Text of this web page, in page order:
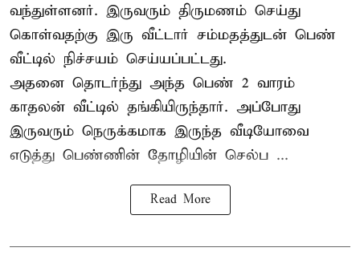
வந்துள்ளனர். இருவரும் திருமணம் செய்து
கொள்வதற்கு இரு வீட்டார் சம்மதத்துடன் பெண்
வீட்டில் நிச்சயம் செய்யப்பட்டது.
அதனை தொடர்ந்து அந்த பெண் 2 வாரம்
காதலன் வீட்டில் தங்கியிருந்தார். அப்போது
இருவரும் நெருக்கமாக இருந்த வீடியோவை
எடுத்து பெண்ணின் தோழியின் செல்ப ...
Read More